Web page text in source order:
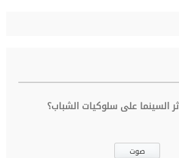
السينما على سلوكيات الشباب؟